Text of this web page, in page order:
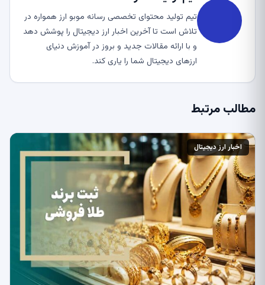
تیم تولید محتوای تخصصی رسانه موبو ارز همواره در
تلاش است تا آخرین اخبار ارز دیجیتال را پوشش دهد
و با ارائه مقالات جدید و بروز در آموزش دنیای
ارزهای دیجیتال شما را یاری کند.
مطالب مرتبط
اخبار ارز دیجیتال